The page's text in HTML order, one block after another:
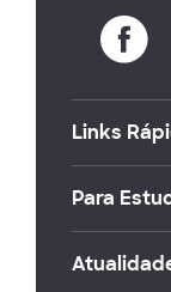
Links
Para